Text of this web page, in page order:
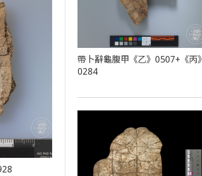
帶卜辭龜腹甲《乙》0507+《丙》
0284